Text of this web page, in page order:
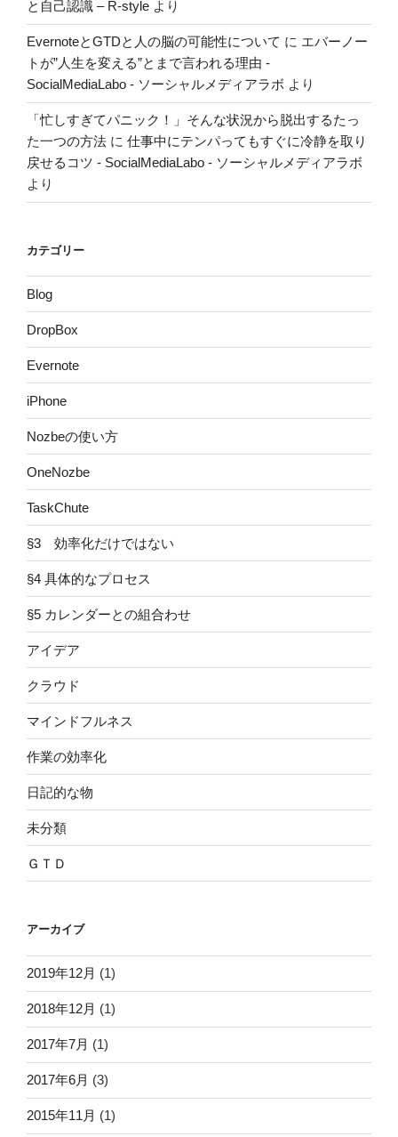
と自己認識 – R-style より
EvernoteとGTDと人の脳の可能性について に エバーノー
トが”人生を変える”とまで言われる理由 -
SocialMediaLabo - ソーシャルメディアラボ より
「忙しすぎてパニック！」そんな状況から脱出するたっ
た一つの方法 に 仕事中にテンパってもすぐに冷静を取り
戻せるコツ - SocialMediaLabo - ソーシャルメディアラボ
より
カテゴリー
Blog
DropBox
Evernote
iPhone
Nozbeの使い方
OneNozbe
TaskChute
§3 効率化だけではない
§4 具体的なプロセス
§5 カレンダーとの組合わせ
アイデア
クラウド
マインドフルネス
作業の効率化
日記的な物
未分類
ＧＴＤ
アーカイブ
2019年12月 (1)
2018年12月 (1)
2017年7月 (1)
2017年6月 (3)
2015年11月 (1)